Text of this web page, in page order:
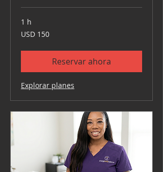
1 h
150
dólares
USD 150
Reservar ahora
Explorar planes